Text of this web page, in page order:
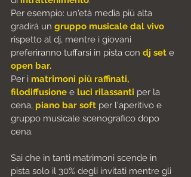
Per esempio: un'età media più alta
gradirà un gruppo musicale dal vivo
rispetto al dj, mentre i giovani
preferiranno tuffarsi in pista con dj set e
open bar.
Per i matrimoni più raffinati,
filodiffusione e luci rilassanti per la
cena, piano bar soft per l'aperitivo e
gruppo musicale scenografico dopo
cena.
Sai che in tanti matrimoni scende in
pista solo il 30% degli invitati mentre gli